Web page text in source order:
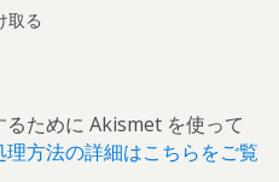
取る
ために Akismet を使って
方法の詳細はこちらをご覧